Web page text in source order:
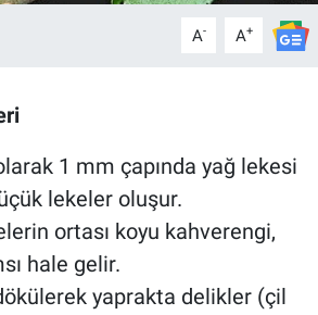
A- A+
1 mm çapında yağ lekesi
lekeler oluşur.
ortası koyu kahverengi,
hale gelir.
yaprakta delikler (çil